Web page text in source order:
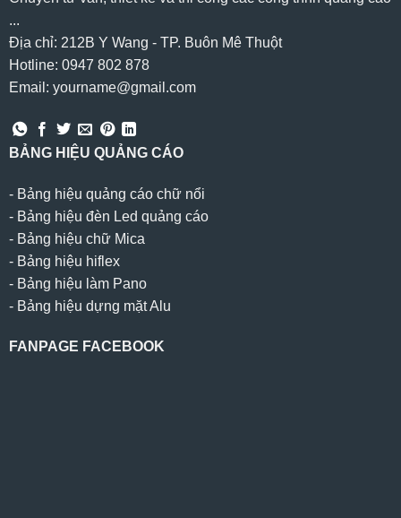
...
Địa chỉ: 212B Y Wang - TP. Buôn Mê Thuột
Hotline: 0947 802 878
Email: yourname@gmail.com
BẢNG HIỆU QUẢNG CÁO
- Bảng hiệu quảng cáo chữ nổi
- Bảng hiệu đèn Led quảng cáo
- Bảng hiệu chữ Mica
- Bảng hiệu hiflex
- Bảng hiệu làm Pano
- Bảng hiệu dựng mặt Alu
FANPAGE FACEBOOK